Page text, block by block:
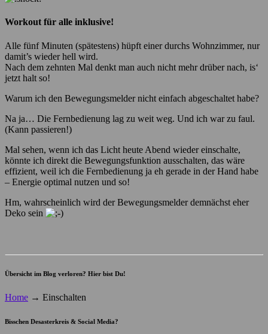
Workout für alle inklusive!
Alle fünf Minuten (spätestens) hüpft einer durchs Wohnzimmer, nur
damit’s wieder hell wird.
Nach dem zehnten Mal denkt man auch nicht mehr drüber nach, is‘
jetzt halt so!
Warum ich den Bewegungsmelder nicht einfach abgeschaltet habe?
Na ja… Die Fernbedienung lag zu weit weg. Und ich war zu faul.
(Kann passieren!)
Mal sehen, wenn ich das Licht heute Abend wieder einschalte,
könnte ich direkt die Bewegungsfunktion ausschalten, das wäre
effizient, weil ich die Fernbedienung ja eh gerade in der Hand habe
– Energie optimal nutzen und so!
Hm, wahrscheinlich wird der Bewegungsmelder demnächst eher
Deko sein
Übersicht im Blog verloren? Hier bist Du!
Home → Einschalten
Bisschen Desasterkreis & Social Media?